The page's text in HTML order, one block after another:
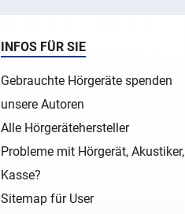
INFOS FÜR SIE
Gebrauchte Hörgeräte spenden
unsere Autoren
Alle Hörgerätehersteller
Probleme mit Hörgerät, Akustiker,
Kasse?
Sitemap für User